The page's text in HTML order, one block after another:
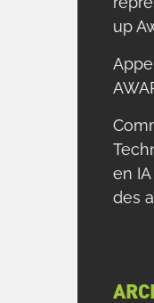
up
en
des